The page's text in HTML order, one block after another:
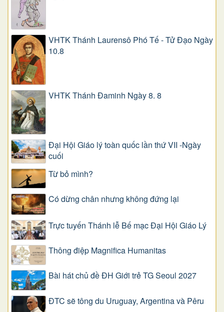
VHTK Thánh Laurensô Phó Tế - Tử Đạo Ngày
10.8
VHTK Thánh Đaminh Ngày 8. 8
Đại Hội Giáo lý toàn quốc lần thứ VII -Ngày
cuối
Từ bỏ mình?
Có dừng chân nhưng không đứng lại
Trực tuyến Thánh lễ Bế mạc Đại Hội Giáo Lý
Thông điệp Magnifica Humanitas
Bài hát chủ đề ĐH Giới trẻ TG Seoul 2027
ĐTC sẽ tông du Uruguay, Argentina và Pêru